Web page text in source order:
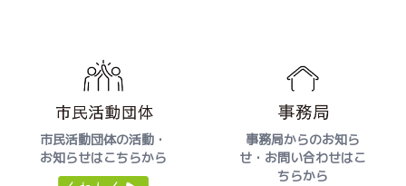
市民活動団体の活動・
お知らせはこちらから
事務局からのお知ら
せ・ お問い合わせはこ
ちらから